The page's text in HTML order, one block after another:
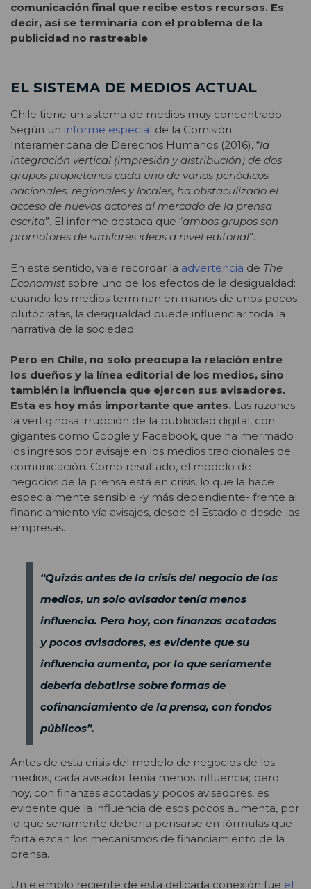
comunicación final que recibe estos recursos. Es
decir, así se terminaría con el problema de la
publicidad no rastreable.
EL SISTEMA DE MEDIOS ACTUAL
Chile tiene un sistema de medios muy concentrado.
Según un informe especial de la Comisión
Interamericana de Derechos Humanos (2016), “la
integración vertical (impresión y distribución) de dos
grupos propietarios cada uno de varios periódicos
nacionales, regionales y locales, ha obstaculizado el
acceso de nuevos actores al mercado de la prensa
escrita”. El informe destaca que “ambos grupos son
promotores de similares ideas a nivel editorial”.
En este sentido, vale recordar la advertencia de The
Economist sobre uno de los efectos de la desigualdad:
cuando los medios terminan en manos de unos pocos
plutócratas, la desigualdad puede influenciar toda la
narrativa de la sociedad.
Pero en Chile, no solo preocupa la relación entre
los dueños y la línea editorial de los medios, sino
también la influencia que ejercen sus avisadores.
Esta es hoy más importante que antes. Las razones:
la vertiginosa irrupción de la publicidad digital, con
gigantes como Google y Facebook, que ha mermado
los ingresos por avisaje en los medios tradicionales de
comunicación. Como resultado, el modelo de
negocios de la prensa está en crisis, lo que la hace
especialmente sensible -y más dependiente- frente al
financiamiento vía avisajes, desde el Estado o desde las
empresas.
“Quizás antes de la crisis del negocio de los
medios, un solo avisador tenía menos
influencia. Pero hoy, con finanzas acotadas
y pocos avisadores, es evidente que su
influencia aumenta, por lo que seriamente
debería debatirse sobre formas de
cofinanciamiento de la prensa, con fondos
públicos”.
Antes de esta crisis del modelo de negocios de los
medios, cada avisador tenía menos influencia; pero
hoy, con finanzas acotadas y pocos avisadores, es
evidente que la influencia de esos pocos aumenta, por
lo que seriamente debería pensarse en fórmulas que
fortalezcan los mecanismos de financiamiento de la
prensa.
Un ejemplo reciente de esta delicada conexión fue el